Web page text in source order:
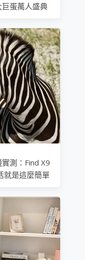
蛋萬人盛典
測：Find X9
就是這麼簡單